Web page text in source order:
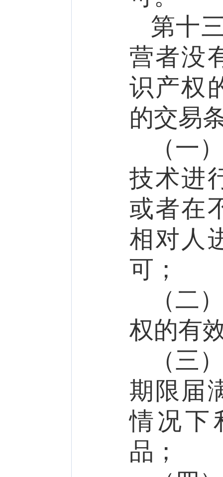
第十
营者没
识产权
的交易
（一
技术进
或者在
相对人
可；
（二
权的有
（三
期限届
情况下
品；